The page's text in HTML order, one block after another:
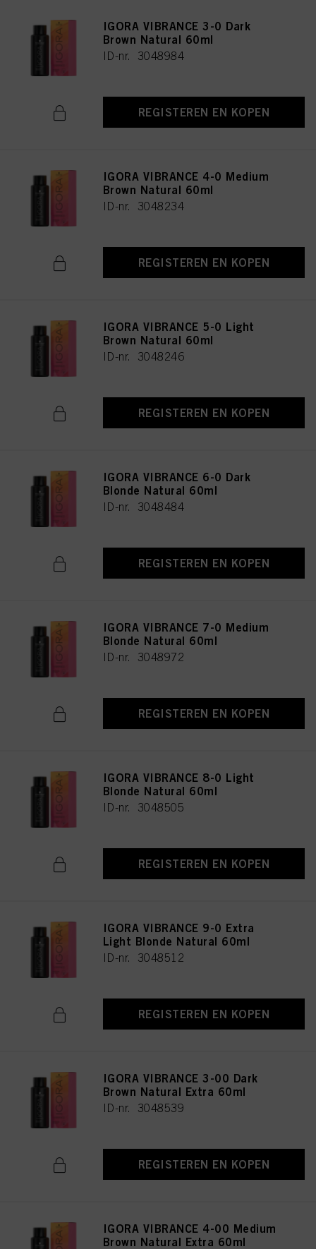
IGORA VIBRANCE 3-0 Dark
Brown Natural 60ml
ID-nr. 3048984
REGISTEREN EN KOPEN
IGORA VIBRANCE 4-0 Medium
Brown Natural 60ml
ID-nr. 3048234
REGISTEREN EN KOPEN
IGORA VIBRANCE 5-0 Light
Brown Natural 60ml
ID-nr. 3048246
REGISTEREN EN KOPEN
IGORA VIBRANCE 6-0 Dark
Blonde Natural 60ml
ID-nr. 3048484
REGISTEREN EN KOPEN
IGORA VIBRANCE 7-0 Medium
Blonde Natural 60ml
ID-nr. 3048972
REGISTEREN EN KOPEN
IGORA VIBRANCE 8-0 Light
Blonde Natural 60ml
ID-nr. 3048505
REGISTEREN EN KOPEN
IGORA VIBRANCE 9-0 Extra
Light Blonde Natural 60ml
ID-nr. 3048512
REGISTEREN EN KOPEN
IGORA VIBRANCE 3-00 Dark
Brown Natural Extra 60ml
ID-nr. 3048539
REGISTEREN EN KOPEN
IGORA VIBRANCE 4-00 Medium
Brown Natural Extra 60ml